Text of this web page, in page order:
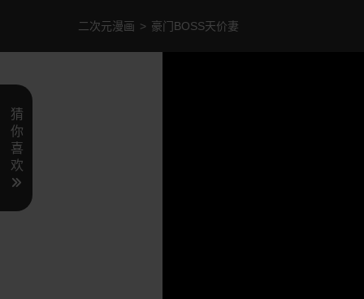
二次元漫画 > 豪门BOSS天价妻
猜
你
喜
欢